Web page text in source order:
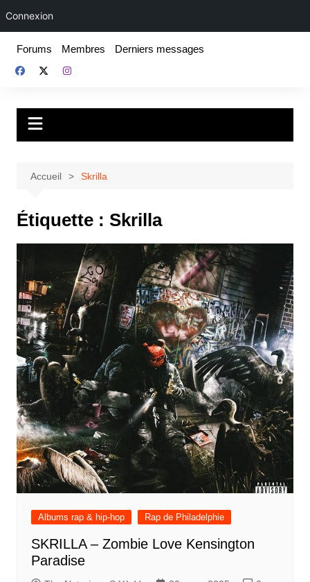
Connexion
contenu
Forums Membres Derniers messages
Fake For Real
Accueil Skrilla
Étiquette : Skrilla
Albums rap & hip-hop Rap de Philadelphie
SKRILLA – Zombie Love Kensington
Paradise